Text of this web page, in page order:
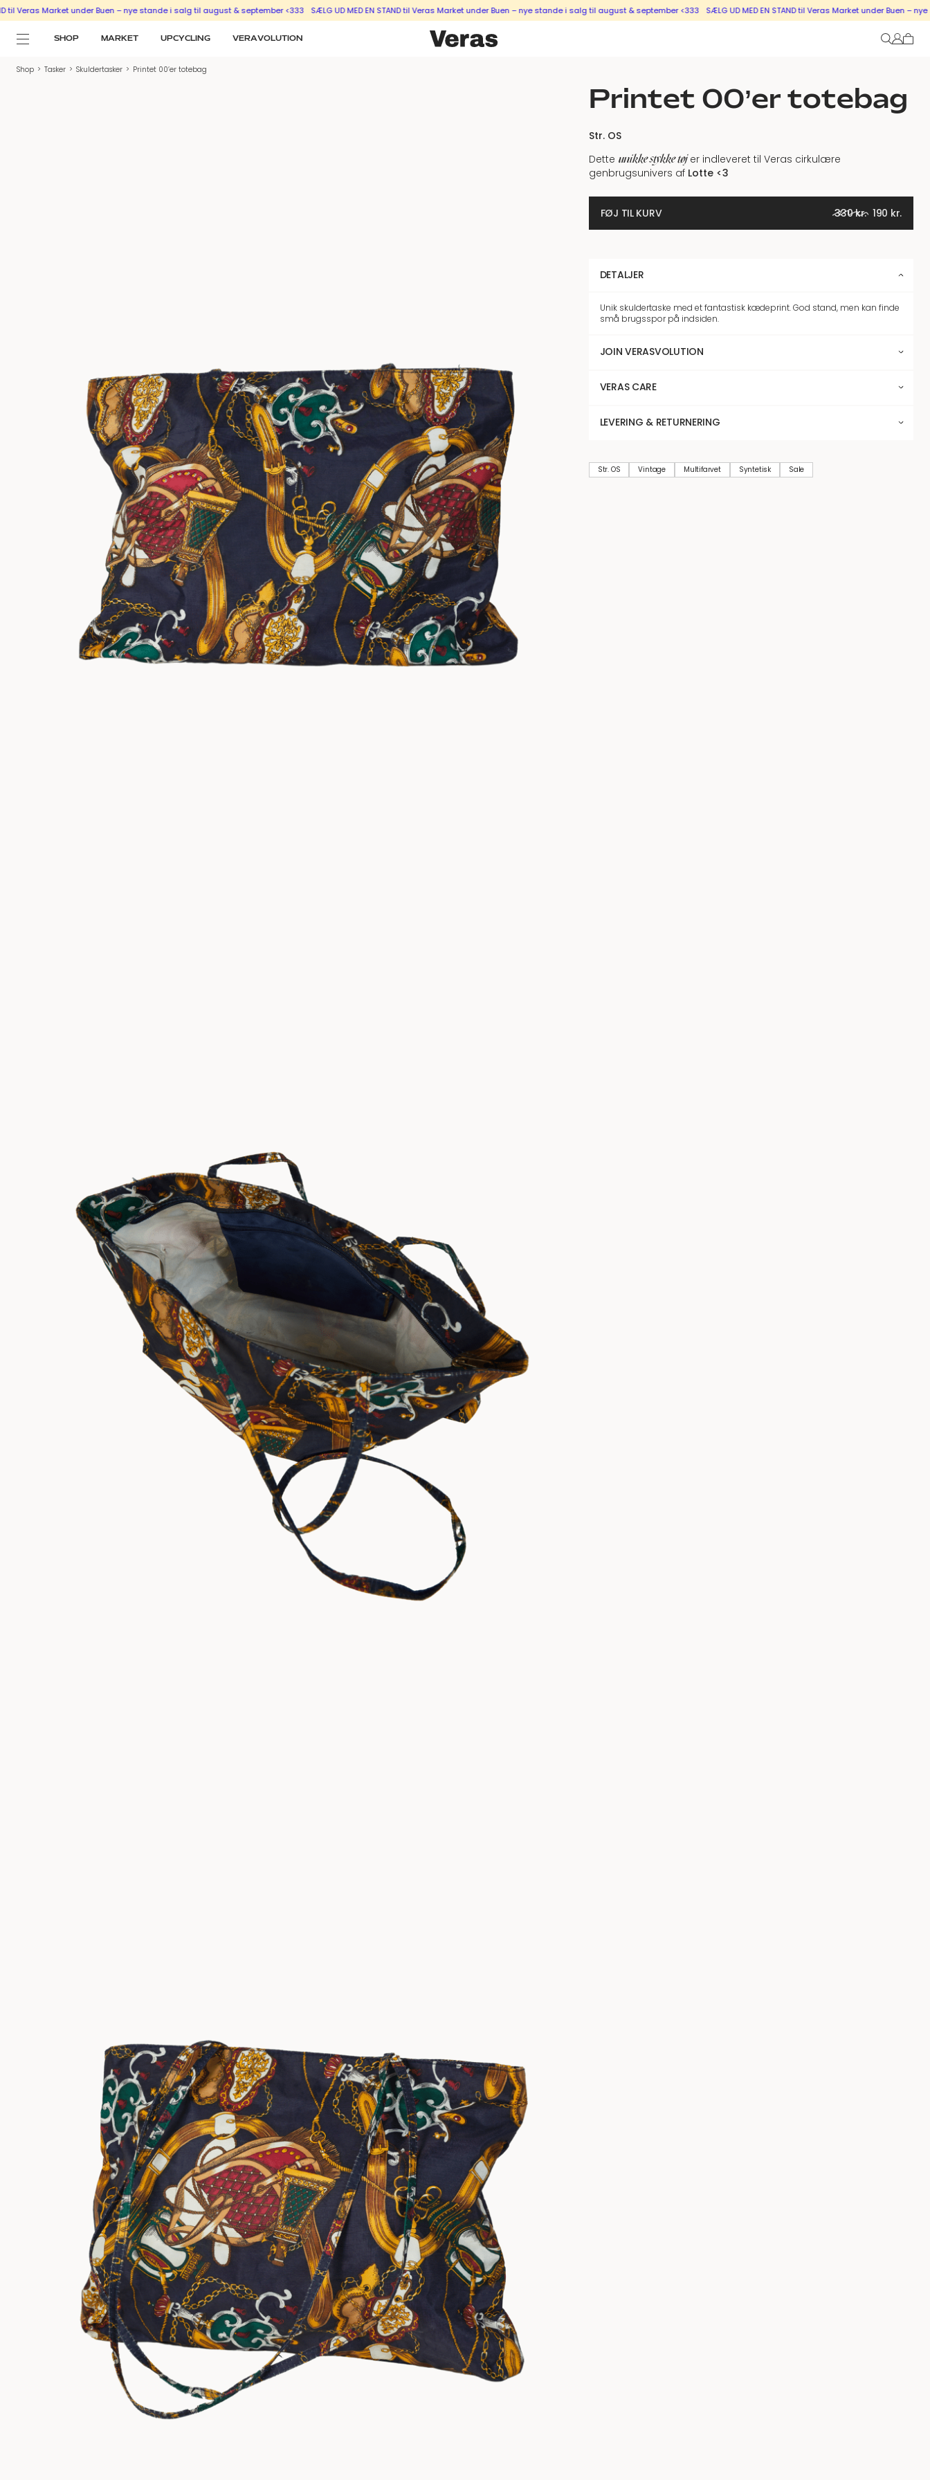
Veras Market under Buen – nye stande i salg til august & september <333 SÆLG UD MED EN STAND til Veras Market under Buen – nye stande i salg til august & september <333 SÆLG UD MED EN STAND til Veras Market under Buen – nye
SHOP MARKET UPCYCLING VERAVOLUTION
Shop > Tasker > Skuldertasker > Printet 00’er totebag
Printet 00’er totebag
Str. OS
Dette unikke stykke tøjer indleveret til Veras cirkulære
genbrugsunivers af Lotte <3
FØJ TIL KURV 330kr. ORIGINAL
190 kr.
DETALJER
Unik skuldertaske med et fantastisk kædeprint. God stand, men kan finde
små brugsspor på indsiden.
JOIN VERASVOLUTION
VERAS CARE
LEVERING & RETURNERING
Str. OS Vintage Multifarvet Syntetisk Sale